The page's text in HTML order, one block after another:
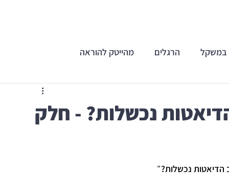
במשקל הרגלים מהייטק להוראה
רוב הדיאטות נכשלות? - חלק